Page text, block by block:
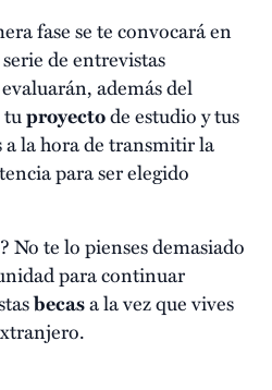
fase se te convocará en
de entrevistas
además del
tuproyectode estudio y tus
a la hora de transmitir la
para ser elegido
No te lo pienses demasiado
para continuar
becasa la vez que vives